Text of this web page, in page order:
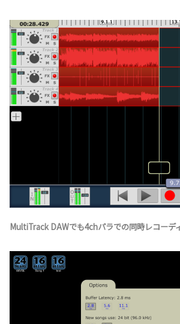
MultiTrack DAWでも4chパラでの同時レコーデ